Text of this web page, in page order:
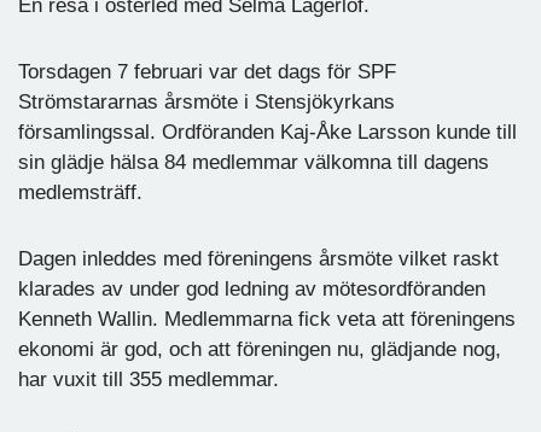
En resa i österled med Selma Lagerlöf.
Torsdagen 7 februari var det dags för SPF
Strömstararnas årsmöte i Stensjökyrkans
församlingssal. Ordföranden Kaj-Åke Larsson kunde till
sin glädje hälsa 84 medlemmar välkomna till dagens
medlemsträff.
Dagen inleddes med föreningens årsmöte vilket raskt
klarades av under god ledning av mötesordföranden
Kenneth Wallin. Medlemmarna fick veta att föreningens
ekonomi är god, och att föreningen nu, glädjande nog,
har vuxit till 355 medlemmar.